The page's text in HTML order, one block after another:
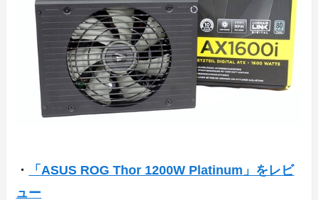
・
「ASUS ROG Thor 1200W Platinum」をレビ
ュー